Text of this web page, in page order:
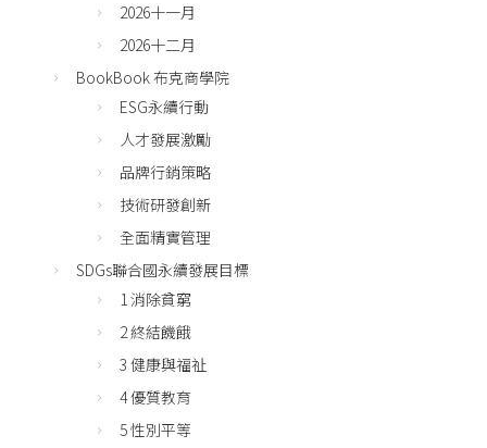
2026十一月
2026十二月
BookBook 布克商學院
ESG永續行動
人才發展激勵
品牌行銷策略
技術研發創新
全面精實管理
SDGs聯合國永續發展目標
1 消除貧窮
2 終結饑餓
3 健康與福祉
4 優質教育
5 性別平等